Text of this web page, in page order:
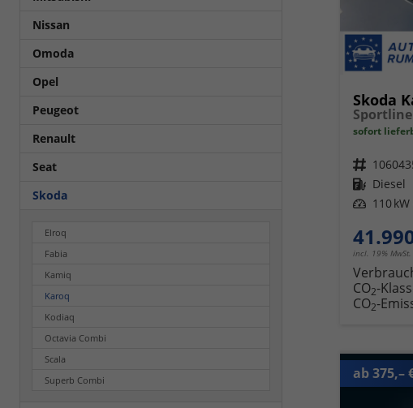
Skoda
sofort
Fahrzeugnr.
Kraftstoff Diesel
Leistung 110 kW
incl. 19% MwSt.
CO2-
CO2-
ab 375,–
Nissan
Omoda
Opel
Peugeot
Renault
Seat
Skoda
Elroq
Fabia
Kamiq
Karoq
Kodiaq
Octavia Combi
Scala
Superb Combi